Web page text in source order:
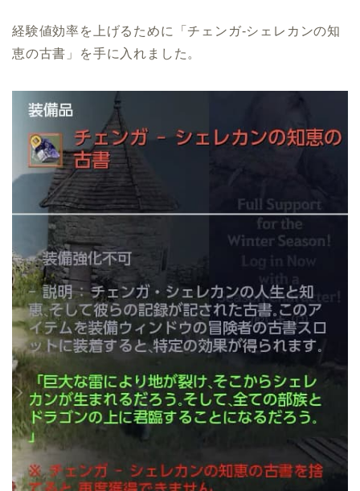
経験値効率を上げるために「チェンガ-シェレカンの知
恵の古書」を手に入れました。